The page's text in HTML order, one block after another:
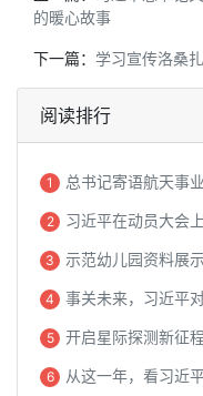
的暖心故事
下一篇： 学习宣传洛桑
阅读排行
1 总书记寄语航天事
2 习近平在动员大会
3 示范幼儿园资料展
4 事关未来，习近平
5 开启星际探测新征
6 从这一年，看习近